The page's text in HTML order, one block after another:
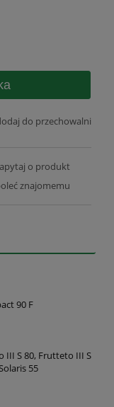
do przechowalni
o produkt
znajomemu
90 F
III S 80, Frutteto III S
55